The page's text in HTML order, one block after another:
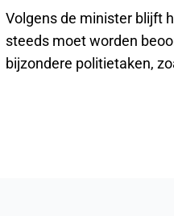
Volgens de minister blijft
steeds moet worden
bijzondere politietaken,